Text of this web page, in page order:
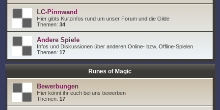
LC-Pinnwand
Hier gibts Kurzinfos rund um unser Forum und die Gilde
Themen: 34
Andere Spiele
Infos und Diskussionen über anderen Online- bzw. Offline-Spielen
Themen: 17
Runes of Magic
Bewerbungen
Hier könnt ihr euch bei uns bewerben
Themen: 17